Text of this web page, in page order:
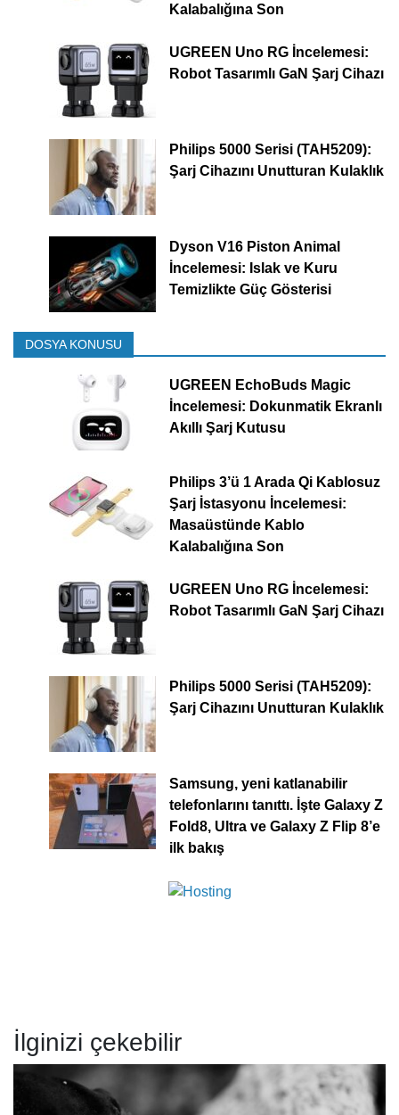
Kalabalığına Son
UGREEN Uno RG İncelemesi:
Robot Tasarımlı GaN Şarj Cihazı
Philips 5000 Serisi (TAH5209):
Şarj Cihazını Unutturan Kulaklık
Dyson V16 Piston Animal
İncelemesi: Islak ve Kuru
Temizlikte Güç Gösterisi
DOSYA KONUSU
UGREEN EchoBuds Magic
İncelemesi: Dokunmatik Ekranlı
Akıllı Şarj Kutusu
Philips 3’ü 1 Arada Qi Kablosuz
Şarj İstasyonu İncelemesi:
Masaüstünde Kablo
Kalabalığına Son
UGREEN Uno RG İncelemesi:
Robot Tasarımlı GaN Şarj Cihazı
Philips 5000 Serisi (TAH5209):
Şarj Cihazını Unutturan Kulaklık
Samsung, yeni katlanabilir
telefonlarını tanıttı. İşte Galaxy Z
Fold8, Ultra ve Galaxy Z Flip 8’e
ilk bakış
İlginizi çekebilir